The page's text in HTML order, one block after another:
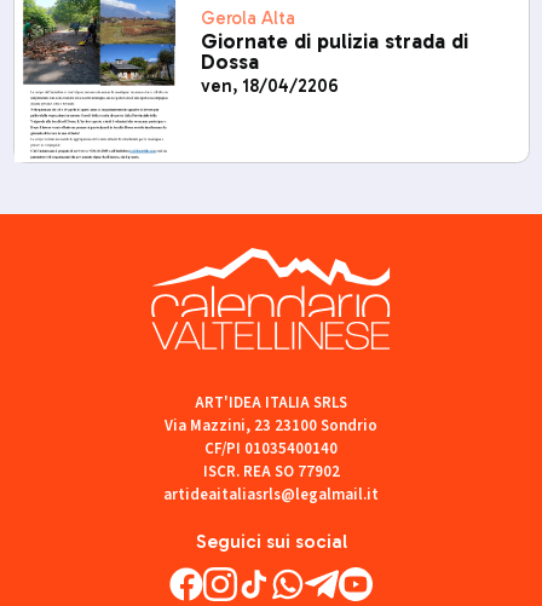
Gerola Alta
Giornate di pulizia strada di
Dossa
ven, 18/04/2206
Seguici sui social
ART'IDEA ITALIA SRLS
Via Mazzini, 23 23100 Sondrio
CF/PI 01035400140
ISCR. REA SO 77902
artideaitaliasrls@legalmail.it